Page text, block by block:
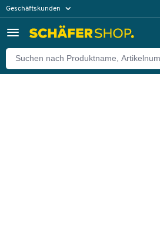
Geschäftskunden
Zurück